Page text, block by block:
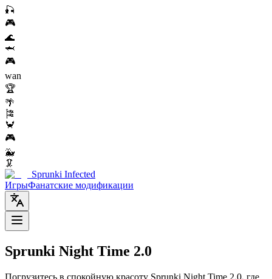
🎣
🎮
🌊
🦈
🎮
wan
🏆
🌴
🎏
🦀
🎮
🐳
🦑
Sprunki Infected
ИгрыФанатские модификации
Sprunki Night Time 2.0
Погрузитесь в спокойную красоту Sprunki Night Time 2.0, где